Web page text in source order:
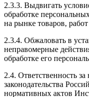
2.3.3. Выдвигать
обработке
на рынке товаров, работ
2.3.4. Обжаловать в
неправомерные
обработке его
2.4. Ответственность
законодательства
нормативных актов